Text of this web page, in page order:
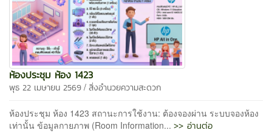
ห้องประชุม ห้อง 1423
พุธ 22 เมษายน 2569 / สิ่งอำนวยความสะดวก
ห้องประชุม ห้อง 1423 สถานะการใช้งาน: ต้องจองผ่าน ระบบจองห้อง
เท่านั้น ข้อมูลกายภาพ (Room Information... >> อ่านต่อ